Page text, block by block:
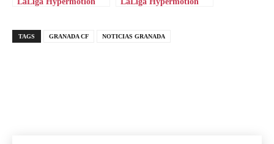
TAGS GRANADA CF NOTICIAS GRANADA